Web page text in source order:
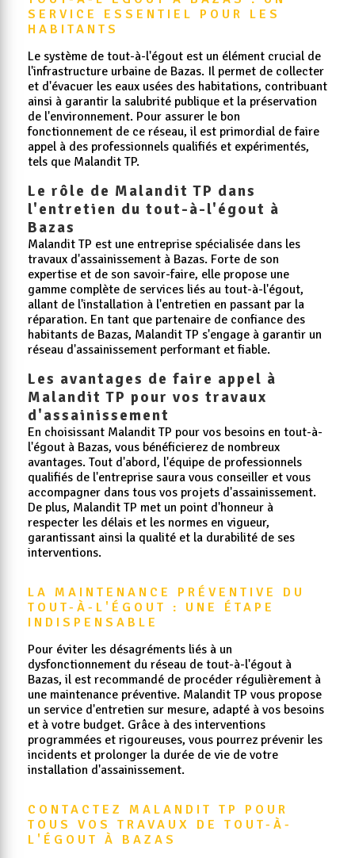
SERVICE ESSENTIEL POUR LES
HABITANTS
Le système de tout-à-l'égout est un élément crucial de
l'infrastructure urbaine de Bazas. Il permet de collecter
et d'évacuer les eaux usées des habitations, contribuant
ainsi à garantir la salubrité publique et la préservation
de l'environnement. Pour assurer le bon
fonctionnement de ce réseau, il est primordial de faire
appel à des professionnels qualifiés et expérimentés,
tels que Malandit TP.
Le rôle de Malandit TP dans
l'entretien du tout-à-l'égout à
Bazas
Malandit TP est une entreprise spécialisée dans les
travaux d'assainissement à Bazas. Forte de son
expertise et de son savoir-faire, elle propose une
gamme complète de services liés au tout-à-l'égout,
allant de l'installation à l'entretien en passant par la
réparation. En tant que partenaire de confiance des
habitants de Bazas, Malandit TP s'engage à garantir un
réseau d'assainissement performant et fiable.
Les avantages de faire appel à
Malandit TP pour vos travaux
d'assainissement
En choisissant Malandit TP pour vos besoins en tout-à-
l'égout à Bazas, vous bénéficierez de nombreux
avantages. Tout d'abord, l'équipe de professionnels
qualifiés de l'entreprise saura vous conseiller et vous
accompagner dans tous vos projets d'assainissement.
De plus, Malandit TP met un point d'honneur à
respecter les délais et les normes en vigueur,
garantissant ainsi la qualité et la durabilité de ses
interventions.
LA MAINTENANCE PRÉVENTIVE DU
TOUT-À-L'ÉGOUT : UNE ÉTAPE
INDISPENSABLE
Pour éviter les désagréments liés à un
dysfonctionnement du réseau de tout-à-l'égout à
Bazas, il est recommandé de procéder régulièrement à
une maintenance préventive. Malandit TP vous propose
un service d'entretien sur mesure, adapté à vos besoins
et à votre budget. Grâce à des interventions
programmées et rigoureuses, vous pourrez prévenir les
incidents et prolonger la durée de vie de votre
installation d'assainissement.
CONTACTEZ MALANDIT TP POUR
TOUS VOS TRAVAUX DE TOUT-À-
L'ÉGOUT À BAZAS